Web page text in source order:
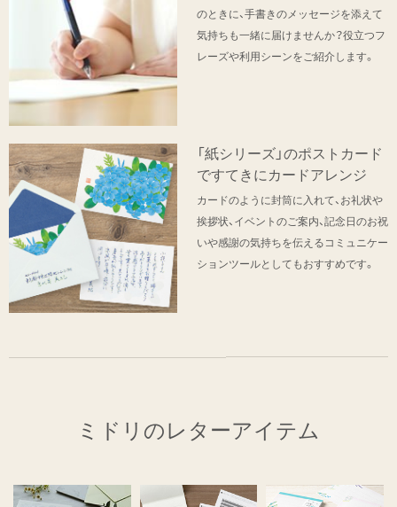
のときに、手書きのメッセージを添えて
気持ちも一緒に届けませんか？役立つフ
レーズや利用シーンをご紹介します。
「紙シリーズ」のポストカード
ですてきにカードアレンジ
カードのように封筒に入れて、お礼状や
挨拶状、イベントのご案内、記念日のお祝
いや感謝の気持ちを伝えるコミュニケー
ションツールとしてもおすすめです。
ミドリのレターアイテム